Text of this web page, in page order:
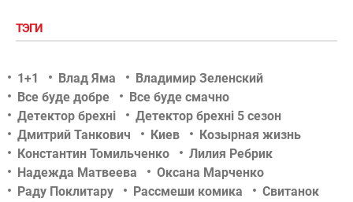
ТЭГИ
1+1 Влад Яма
Владимир Зеленский
Все буде добре
Все буде смачно
Детектор брехні
Детектор брехні 5 сезон
Дмитрий Танкович
Киев
Козырная жизнь
Константин Томильченко
Лилия Ребрик
Надежда Матвеева
Оксана Марченко
Раду Поклитару
Рассмеши комика
Свитанок